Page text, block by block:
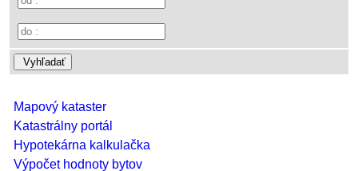
Vyhľadať
Mapový kataster
Katastrálny portál
Hypotekárna kalkulačka
Výpočet hodnoty bytov